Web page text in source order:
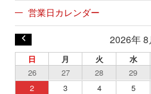
営業日カレンダー
2026年 8
日 月 火 水
26
27 28 29
2
3 4 5